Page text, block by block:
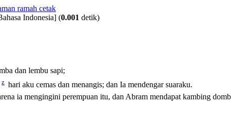
Indonesia] (0.001 detik)
dan lembu sapi;
z hari aku cemas dan menangis; dan Ia mendengar suaraku.
ia mengingini perempuan itu, dan Abram mendapat kambing